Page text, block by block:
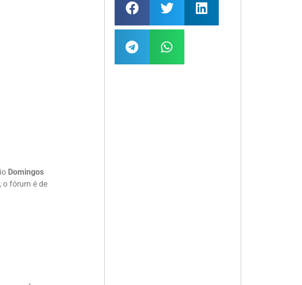
Domingos
o fórum é de